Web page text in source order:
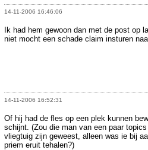
14-11-2006 16:46:06
Ik had hem gewoon dan met de post op
niet mocht een schade claim insturen
14-11-2006 16:52:31
Of hij had de fles op een plek kunnen
schijnt. (Zou die man van een paar
vliegtuig zijn geweest, alleen was ie bij
priem eruit tehalen?)